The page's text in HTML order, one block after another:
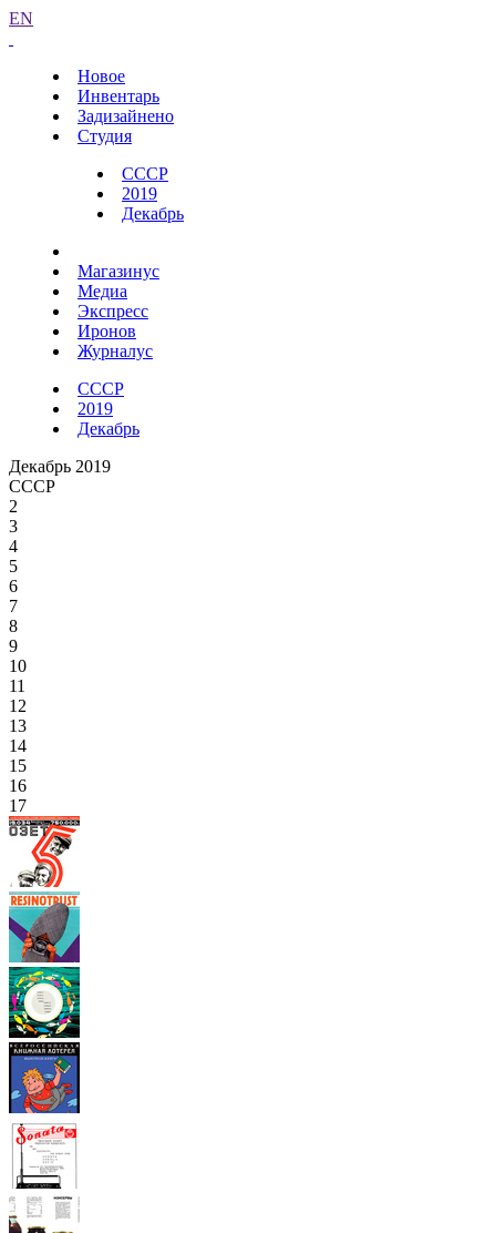
EN
Новое
Инвентарь
Задизайнено
Студия
СССР
2019
Декабрь
Магазинус
Медиа
Экспресс
Иронов
Журналус
СССР
2019
Декабрь
Декабрь 2019
СССР
2
3
4
5
6
7
8
9
10
11
12
13
14
15
16
17